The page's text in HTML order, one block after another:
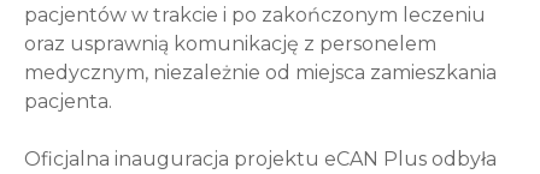
pacjentów w trakcie i po zakończonym leczeniu
oraz usprawnią komunikację z personelem
medycznym, niezależnie od miejsca zamieszkania
pacjenta.
Oficjalna inauguracja projektu eCAN Plus odbyła